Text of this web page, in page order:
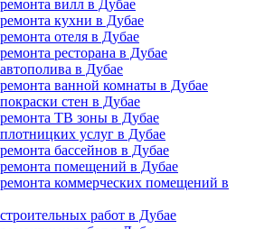
вилл в Дубае
кухни в Дубае
отеля в Дубае
ресторана в Дубае
в Дубае
ванной комнаты в Дубае
стен в Дубае
ТВ зоны в Дубае
услуг в Дубае
бассейнов в Дубае
помещений в Дубае
коммерческих помещений в
работ в Дубае